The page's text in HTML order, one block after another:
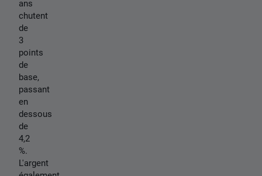
ans
chutent
de
3
points
de
base,
passant
en
dessous
de
4,2
%.
L'argent